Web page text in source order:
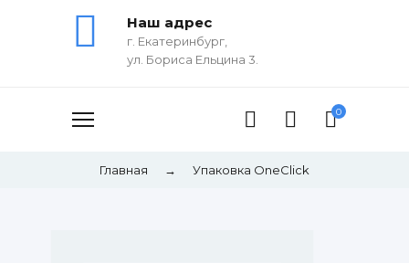
Наш адрес
г. Екатеринбург,
ул. Бориса Ельцина 3.
0
Главная → Упаковка OneClick